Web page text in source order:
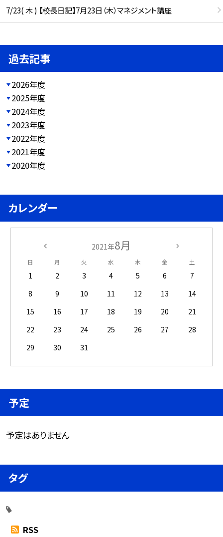
7/23( 木 ) 【校長日記】7月23日（木）マネジメント講座
過去記事
2026年度
2025年度
2024年度
2023年度
2022年度
2021年度
2020年度
カレンダー
2021年8月
日 月 火 水 木 金 土
1 2 3 4 5 6
7
8
9 10 11 12 13
14
15
16 17 18 19 20
21
22
23 24 25 26 27
28
29
30 31
予定
予定はありません
タグ
RSS